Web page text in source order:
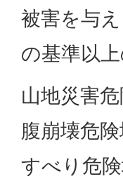
被害を与
の基準以
山地災害
腹崩壊危
すべり危